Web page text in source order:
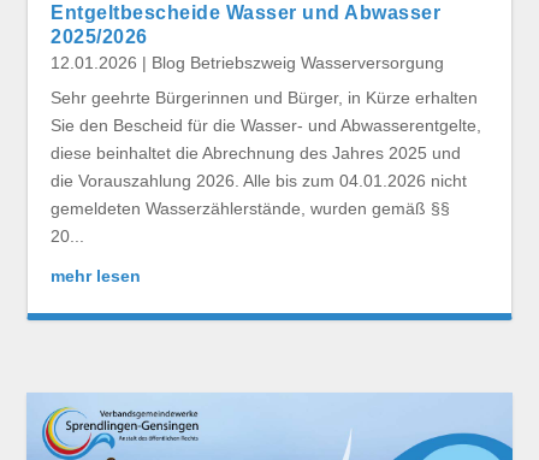
Entgeltbescheide Wasser und Abwasser
2025/2026
12.01.2026 | Blog Betriebszweig Wasserversorgung
Sehr geehrte Bürgerinnen und Bürger, in Kürze erhalten
Sie den Bescheid für die Wasser- und Abwasserentgelte,
diese beinhaltet die Abrechnung des Jahres 2025 und
die Vorauszahlung 2026. Alle bis zum 04.01.2026 nicht
gemeldeten Wasserzählerstände, wurden gemäß §§
20...
mehr lesen